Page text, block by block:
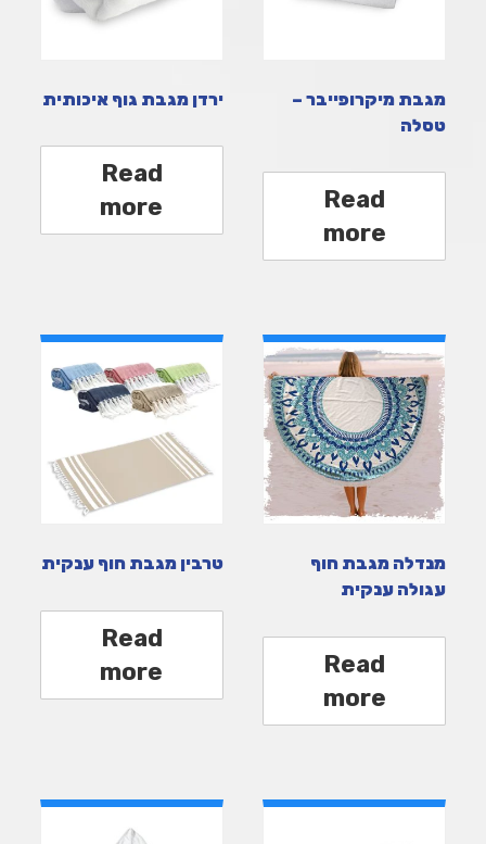
מגבת מיקרופייבר –
טסלה
Read
more
ירדן מגבת גוף איכותית
Read
more
מנדלה מגבת חוף
עגולה ענקית
Read
more
טרבין מגבת חוף ענקית
Read
more